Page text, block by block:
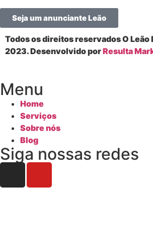
Seja um anunciante Leão
Todos os direitos reservados O Leão
2023. Desenvolvido porResulta
Menu
Home
Serviços
Sobre nós
Blog
Siga nossas redes